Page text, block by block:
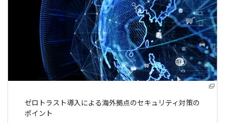
ゼロトラスト導入による海外拠点のセキュリティ対策の
ポイント